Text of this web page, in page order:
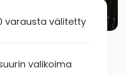
varausta välitetty
valikoima